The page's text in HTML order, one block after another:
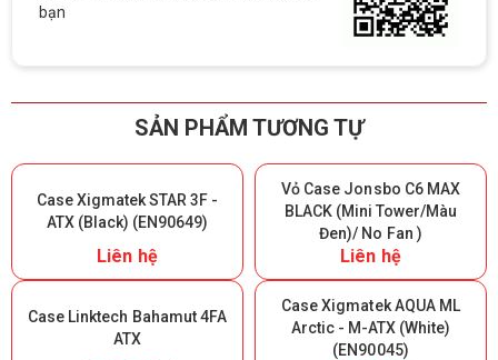
bạn
SẢN PHẨM TƯƠNG TỰ
Case Xigmatek STAR 3F -
ATX (Black) (EN90649)
Liên hệ
Vỏ Case Jonsbo C6 MAX
BLACK (Mini Tower/Màu
Đen)/ No Fan )
Liên hệ
Case Linktech Bahamut 4FA
ATX
Case Xigmatek AQUA ML
Arctic - M-ATX (White)
(EN90045)